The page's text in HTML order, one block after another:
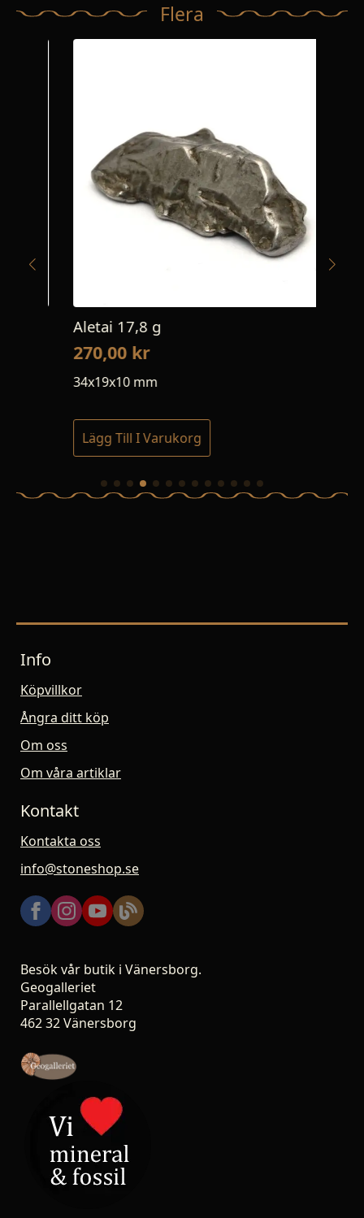
Flera
Aletai 17,8 g
270,00kr
34x19x10 mm
Lägg Till I Varukorg
Info
Köpvillkor
Ångra ditt köp
Om oss
Om våra artiklar
Kontakt
Kontakta oss
info@stoneshop.se
Besök vår butik i Vänersborg.
Geogalleriet
Parallellgatan 12
462 32 Vänersborg